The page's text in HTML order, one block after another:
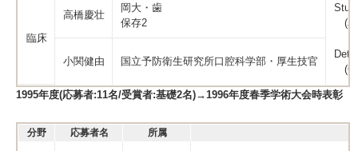
臨床
高橋慶壮
岡大・歯
保存2
小関健由 国立予防衛生研究所口腔科学部・厚生技官
1995年度(応募者:11名/受賞者:基礎2名)→1996年度春季学術大会時表彰
分野 応募者名 所属